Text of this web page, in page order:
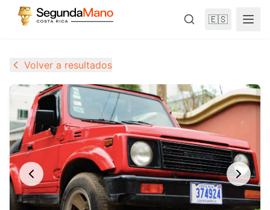
🇪🇸
Volver a resultados